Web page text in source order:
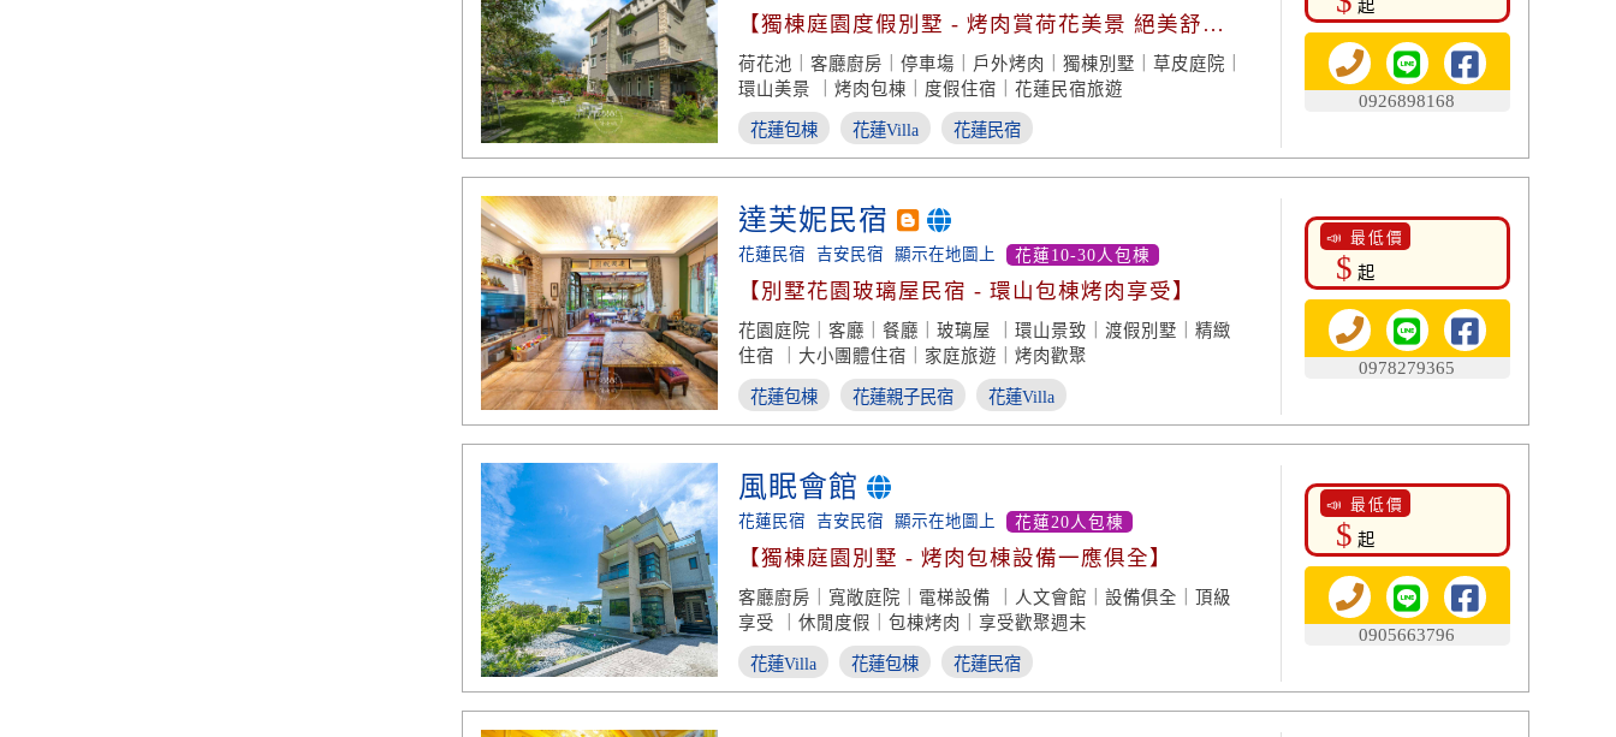
【獨棟庭園度假別墅 - 烤肉賞荷花美景 絕美舒
適】
荷花池｜客廳廚房｜停車塲｜戶外烤肉｜獨棟別墅｜草皮庭院｜
環山美景 ｜烤肉包棟｜度假住宿｜花蓮民宿旅遊
花蓮包棟 花蓮Villa 花蓮民宿
起
0926898168
達芙妮民宿
花蓮民宿 吉安民宿 顯示在地圖上 花蓮10-30人包棟
【別墅花園玻璃屋民宿 - 環山包棟烤肉享受】
花園庭院｜客廳｜餐廳｜玻璃屋 ｜環山景致｜渡假別墅｜精緻
住宿 ｜大小團體住宿｜家庭旅遊｜烤肉歡聚
花蓮包棟 花蓮親子民宿 花蓮Villa
📣 最低價
$ 起
0978279365
風眠會館
花蓮民宿 吉安民宿 顯示在地圖上 花蓮20人包棟
【獨棟庭園別墅 - 烤肉包棟設備一應俱全】
客廳廚房｜寬敞庭院｜電梯設備 ｜人文會館｜設備俱全｜頂級
享受 ｜休閒度假｜包棟烤肉｜享受歡聚週末
花蓮Villa 花蓮包棟 花蓮民宿
📣 最低價
$ 起
0905663796